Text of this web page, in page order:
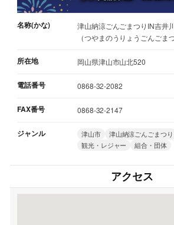
名称(かな)
津山納涼ごんごまつりIN吉井
（つやまのうりょうごんごまつ
所在地 岡山県津山市山北520
電話番号 0868-32-2082
FAX番号 0868-32-2147
ジャンル 津山市 津山納涼ごんごまつり
観光・レジャー
組合・団体
アクセス